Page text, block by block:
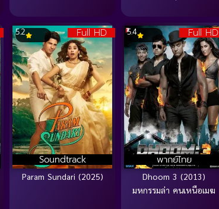
Full HD
Soundtrack
5.2
Param Sundari (2025)
Full HD
พากย์ไทย
5.4
Dhoom 3 (2013)
มหกรรมล่า คนเหนือเมฆ